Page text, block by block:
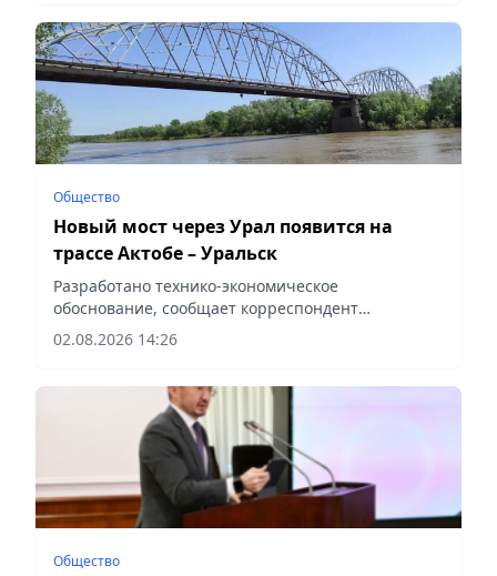
докладом выступила руководитель управления
туризма города Галия Токсеитова, – сообщает
корреспондент vapress.kz.
Общество
Новый мост через Урал появится на
трассе Актобе – Уральск
Разработано технико-экономическое
обоснование, сообщает корреспондент
vapress.kz.
02.08.2026 14:26
Общество